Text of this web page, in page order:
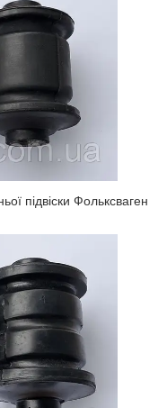
підвіски Фольксваген